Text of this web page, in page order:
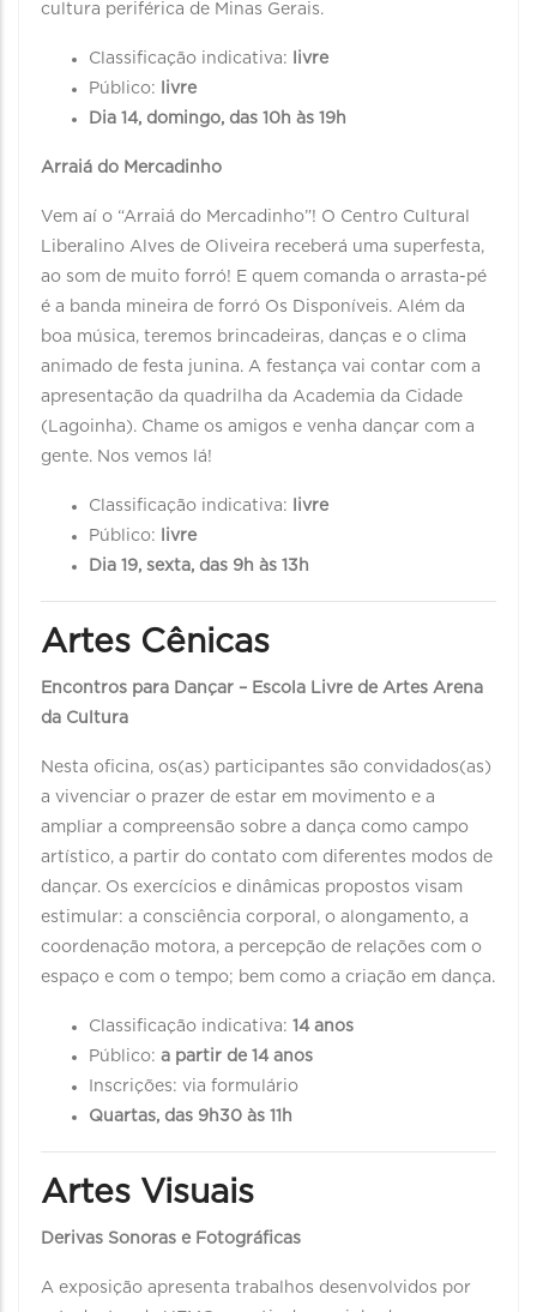
cultura periférica de Minas Gerais.
Classificação indicativa: livre
Público:
livre
Dia 14, domingo, das 10h às 19h
Arraiá do Mercadinho
Vem aí o “Arraiá do Mercadinho”! O Centro Cultural
Liberalino Alves de Oliveira receberá uma superfesta,
ao som de muito forró! E quem comanda o arrasta-pé
é a banda mineira de forró Os Disponíveis. Além da
boa música, teremos brincadeiras, danças e o clima
animado de festa junina. A festança vai contar com a
apresentação da quadrilha da Academia da Cidade
(Lagoinha). Chame os amigos e venha dançar com a
gente. Nos vemos lá!
Classificação indicativa:
livre
Público:
livre
Dia 19, sexta, das 9h às 13h
Artes Cênicas
Encontros para Dançar – Escola Livre de Artes Arena
da Cultura
Nesta oficina, os(as) participantes são convidados(as)
a vivenciar o prazer de estar em movimento e a
ampliar a compreensão sobre a dança como campo
artístico, a partir do contato com diferentes modos de
dançar. Os exercícios e dinâmicas propostos visam
estimular: a consciência corporal, o alongamento, a
coordenação motora, a percepção de relações com o
espaço e com o tempo; bem como a criação em dança.
Classificação indicativa: 14 anos
Público: a partir de 14 anos
Inscrições: via formulário
Quartas, das 9h30 às 11h
Artes Visuais
Derivas Sonoras e Fotográficas
A exposição apresenta trabalhos desenvolvidos por